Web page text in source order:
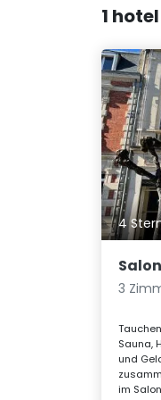
1
4
3
Sauna,
und
im